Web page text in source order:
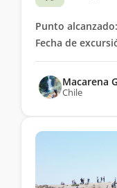
Punto alcanzado:
Fecha de
Macarena
Chile